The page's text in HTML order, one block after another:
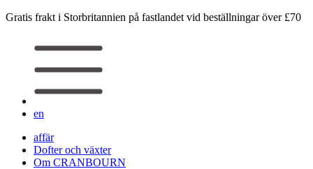
Gratis frakt i Storbritannien på fastlandet vid beställningar över £70
en
affär
Dofter och växter
Om CRANBOURN